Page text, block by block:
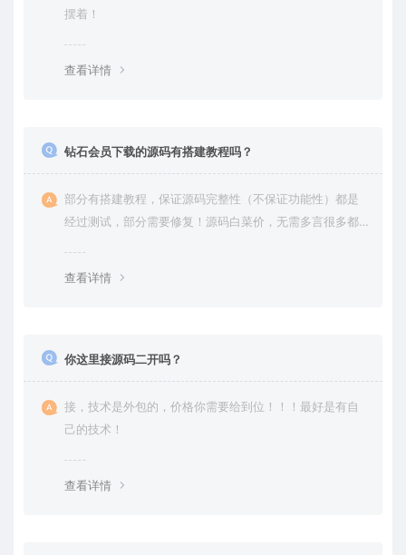
摆着！
查看详情
钻石会员下载的源码有搭建教程吗？
部分有搭建教程，保证源码完整性（不保证功能性）都是
经过测试，部分需要修复！源码白菜价，无需多言很多都
查看详情
你这里接源码二开吗？
接，技术是外包的，价格你需要给到位！！！最好是有自
己的技术！
查看详情